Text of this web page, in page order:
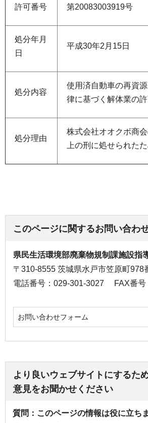
許可番号 第20083003919号
処分年月
日
平成30年2月15日
処分内容
使用済自動車の再資
律に基づく解体業の
処分理由
株式会社オオクボ商
上の刑に処せられたた
このページに関するお問い合わ
県民生活環境部廃棄物規制課施設指
〒310-8555 茨城県水戸市笠原町978
電話番号：029-301-3027
FAX番
お問い合わせフォーム
より良いウェブサイトにするた
意見をお聞かせください
質問：このページの情報は役に立ち